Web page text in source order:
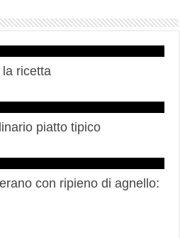
ricetta
piatto tipico
con ripieno di agnello: